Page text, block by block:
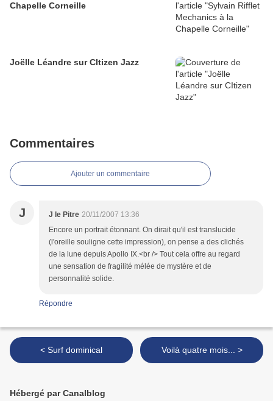
Chapelle Corneille
Joëlle Léandre sur CItizen Jazz
Commentaires
Ajouter un commentaire
J J le Pitre 20/11/2007 13:36
Encore un portrait étonnant. On dirait qu'il est translucide
(l'oreille souligne cette impression), on pense a des clichés
de la lune depuis Apollo IX.<br /> Tout cela offre au regard
une sensation de fragilité mélée de mystère et de
personnalité solide.
Répondre
< Surf dominical Voilà quatre mois... >
Hébergé par Canalblog